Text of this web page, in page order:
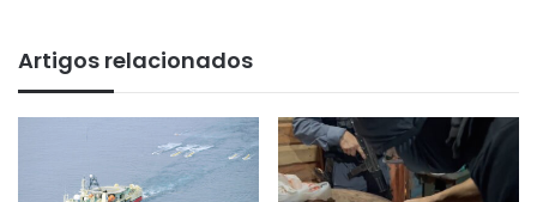
“O Brasil não vai deixar de
Artigos relacionados